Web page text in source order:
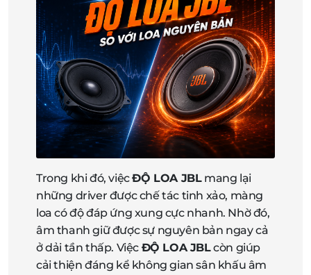
Trong khi đó, việcĐỘ LOA JBLmang lại
những driver được chế tác tinh xảo, màng
loa có độ đáp ứng xung cực nhanh. Nhờ đó,
âm thanh giữ được sự nguyên bản ngay cả
ở dải tần thấp. Việc ĐỘ LOA JBLcòn giúp
cải thiện đáng kể không gian sân khấu âm